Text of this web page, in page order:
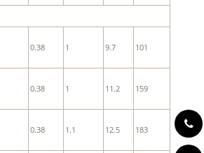
0.38 1 9.7 101
0.38 1 11.2 159
0.38 1.1 12.5 183